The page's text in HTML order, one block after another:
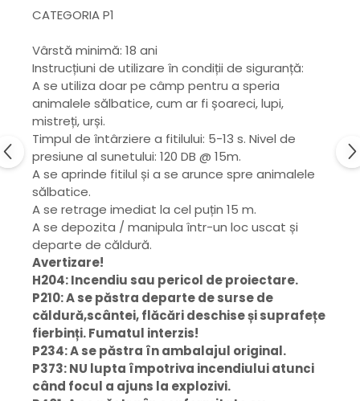
CATEGORIA P1
Vârstă minimă: 18 ani
Instrucțiuni de utilizare în condiții de siguranță:
A se utiliza doar pe câmp pentru a speria
animalele sălbatice, cum ar fi șoareci, lupi,
mistreți, urși.
Timpul de întârziere a fitilului: 5-13 s. Nivel de
presiune al sunetului: 120 DB @ 15m.
A se aprinde fitilul și a se arunce spre animalele
sălbatice.
A se retrage imediat la cel puțin 15 m.
A se depozita / manipula într-un loc uscat și
departe de căldură.
Avertizare!
H204: Incendiu sau pericol de proiectare.
P210: A se păstra departe de surse de
căldură,scântei, flăcări deschise și suprafețe
fierbinți. Fumatul interzis!
P234: A se păstra în ambalajul original.
P373: NU lupta împotriva incendiului atunci
când focul a ajuns la explozivi.